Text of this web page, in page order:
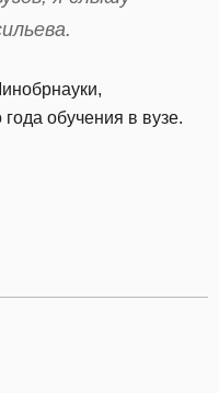
обучения в вузе.